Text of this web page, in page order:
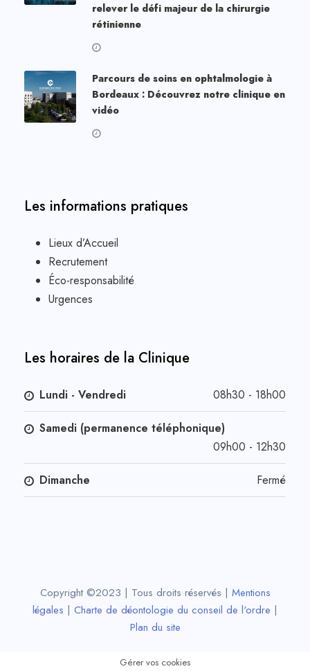
relever le défi majeur de la chirurgie
rétinienne
Parcours de soins en ophtalmologie à
Bordeaux : Découvrez notre clinique en
vidéo
Les informations pratiques
Lieux d’Accueil
Recrutement
Éco-responsabilité
Urgences
Les horaires de la Clinique
Lundi - Vendredi 08h30 - 18h00
Samedi (permanence téléphonique)
09h00 - 12h30
Dimanche Fermé
Copyright ©2023 | Tous droits réservés | Mentions
légales | Charte de déontologie du conseil de l'ordre |
Plan du site
Gérer vos cookies